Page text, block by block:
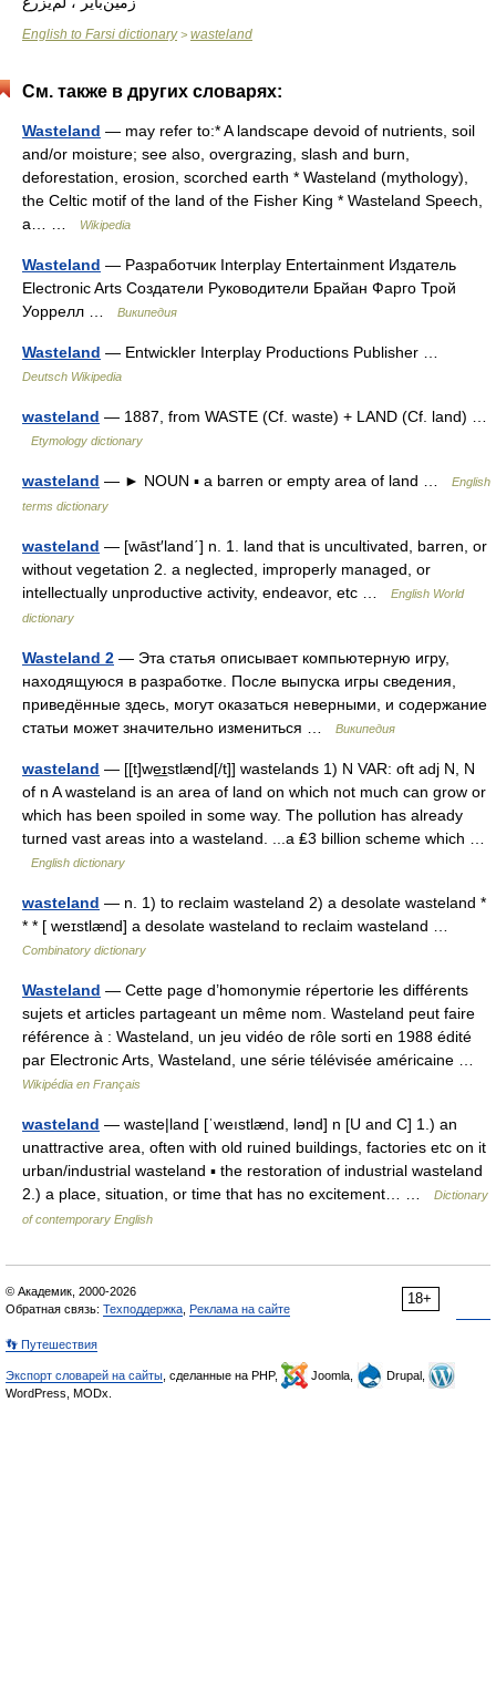
English to Farsi dictionary> wasteland
См. также в других словарях:
Wasteland — may refer to:* A landscape devoid of nutrients, soil
and/or moisture; see also, overgrazing, slash and burn,
deforestation, erosion, scorched earth * Wasteland (mythology),
the Celtic motif of the land of the Fisher King * Wasteland Speech,
a… …
Wikipedia
Wasteland — Разработчик Interplay Entertainment Издатель
Electronic Arts Создатели Руководители Брайан Фарго Трой
Уоррелл …
Википедия
Wasteland — Entwickler Interplay Productions Publisher …
Deutsch Wikipedia
wasteland — 1887, from WASTE (Cf. waste) + LAND (Cf. land) …
Etymology dictionary
wasteland — ► NOUN ▪ a barren or empty area of land …
English
terms dictionary
wasteland — [wāst′land΄] n. 1. land that is uncultivated, barren, or
without vegetation 2. a neglected, improperly managed, or
intellectually unproductive activity, endeavor, etc …
English World
dictionary
Wasteland 2 — Эта статья описывает компьютерную игру,
находящуюся в разработке. После выпуска игры сведения,
приведённые здесь, могут оказаться неверными, и содержание
статьи может значительно измениться …
Википедия
wasteland — [[t]we͟ɪstlænd[/t]] wastelands 1) N VAR: oft adj N, N
of n A wasteland is an area of land on which not much can grow or
which has been spoiled in some way. The pollution has already
turned vast areas into a wasteland. ...a ₤3 billion scheme which …
English dictionary
wasteland — n. 1) to reclaim wasteland 2) a desolate wasteland *
* * [ weɪstlænd] a desolate wasteland to reclaim wasteland …
Combinatory dictionary
Wasteland — Cette page d’homonymie répertorie les différents
sujets et articles partageant un même nom. Wasteland peut faire
référence à : Wasteland, un jeu vidéo de rôle sorti en 1988 édité
par Electronic Arts, Wasteland, une série télévisée américaine …
Wikipédia en Français
wasteland — waste|land [ˈweıstlænd, lənd] n [U and C] 1.) an
unattractive area, often with old ruined buildings, factories etc on it
urban/industrial wasteland ▪ the restoration of industrial wasteland
2.) a place, situation, or time that has no excitement… …
Dictionary
of contemporary English
18+
© Академик, 2000-2026
Обратная связь: Техподдержка Реклама на сайте
👣 Путешествия
Экспорт словарей на сайты , сделанные на PHP, Joomla,
Drupal,
WordPress, MODx.